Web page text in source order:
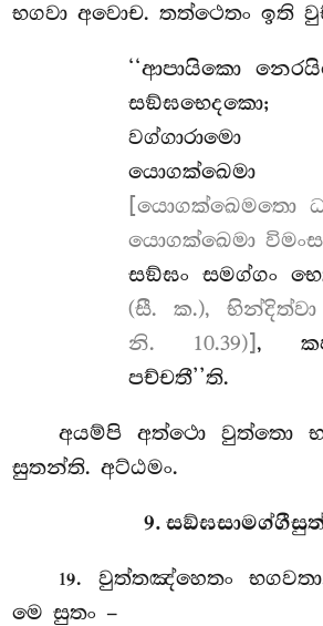
භගවා අවොච. තත්ථෙතං ඉති
‘‘ආපායිකො
සඞ්ඝභෙදකො;
වග්ගාරාමො
[යොගක්ඛෙමතො
යොගක්ඛෙමා
සඞ්ඝං සමග්ගං
(සී. ක.), භින්දිත්වා
නි. 10.39)],
පච්චතී’’ති.
අයම්පි අත්ථො වුත්තො
සුතන්ති. අට්ඨමං.
9.
19. වුත්තඤ්හෙතං
මෙ සුතං –